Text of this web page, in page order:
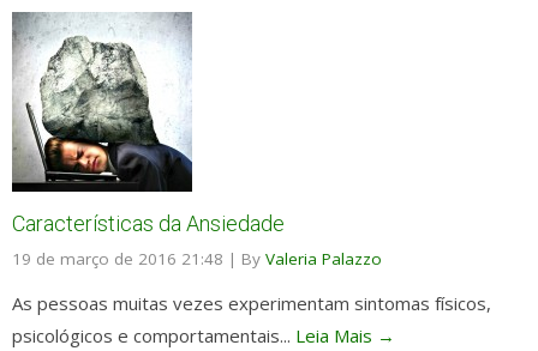
Características da Ansiedade
19 de março de 2016 21:48 | By Valeria Palazzo
As pessoas muitas vezes experimentam sintomas físicos,
psicológicos e comportamentais... Leia Mais →